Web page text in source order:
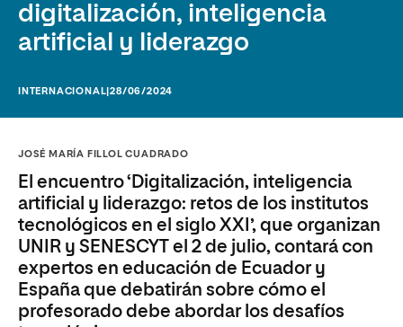
digitalización, inteligencia
artificial y liderazgo
INTERNACIONAL |28/06/2024
JOSÉ MARÍA FILLOL CUADRADO
El encuentro ‘Digitalización, inteligencia
artificial y liderazgo: retos de los institutos
tecnológicos en el siglo XXI’, que organizan
UNIR y SENESCYT el 2 de julio, contará con
expertos en educación de Ecuador y
España que debatirán sobre cómo el
profesorado debe abordar los desafíos